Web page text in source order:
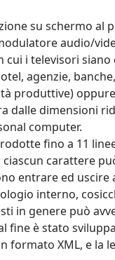
su schermo
audio/
cui i televisori
agenzie,
produttive)
dalle dimensioni
computer.
fino a 11
carattere
entrare ed
interno,
in genere può
fine è stato
formato XML, e